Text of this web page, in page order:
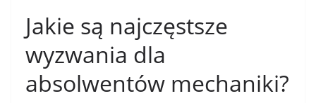
Jakie są najczęstsze
wyzwania dla
absolwentów mechaniki?